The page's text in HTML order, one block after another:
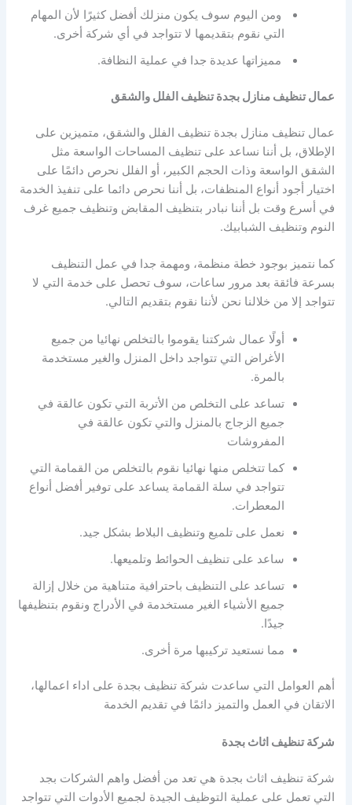
ومن اليوم سوف يكون منزلك أفضل كثيرًا لأن المهام
التي نقوم بتقديمها لا تتواجد في أي شركة أخرى.
مميزاتها عديدة جدا في عملية النظافة.
عمال تنظيف منازل بجدة تنظيف الفلل والشقق
عمال تنظيف منازل بجدة تنظيف الفلل والشقق، متميزين على
الإطلاق، بل أننا نساعد على تنظيف المساحات الواسعة مثل
الشقق الواسعة وذات الحجم الكبير، أو الفلل نحرص دائمًا على
اختيار أجود أنواع المنظفات، بل أننا نحرص دائما على تنفيذ الخدمة
في أسرع وقت بل أننا نبادر بتنظيف المقابض وتنظيف جميع غرف
النوم وتنظيف الشبابيك.
كما نتميز بوجود خطة منظمة، ومهمة جدا في عمل التنظيف
بسرعة فائقة بعد مرور ساعات، سوف تحصل على خدمة التي لا
تتواجد إلا من خلالنا نحن لأننا نقوم بتقديم التالي.
أولًا عمال شركتنا يقوموا بالتخلص نهائيا من جميع
الأغراض التي تتواجد داخل المنزل والغير مستخدمة
بالمرة.
تساعد على التخلص من الأتربة التي تكون عالقة في
جميع الزجاج بالمنزل والتي تكون عالقة في
المفروشات
كما تتخلص منها نهائيا نقوم بالتخلص من القمامة التي
تتواجد في سلة القمامة يساعد على توفير أفضل أنواع
المعطرات.
نعمل على تلميع وتنظيف البلاط بشكل جيد.
ساعد على تنظيف الحوائط وتلميعها.
تساعد على التنظيف باحترافية متناهية من خلال إزالة
جميع الأشياء الغير مستخدمة في الأدراج ونقوم بتنظيفها
جيدًا.
مما نستعيد تركيبها مرة أخرى.
أهم العوامل التي ساعدت شركة تنظيف بجدة على اداء اعمالها،
الاتقان في العمل والتميز دائمًا في تقديم الخدمة
شركة تنظيف اثاث بجدة
شركة تنظيف اثاث بجدة هي تعد من أفضل واهم الشركات بجد
التي تعمل على عملية التوظيف الجيدة لجميع الأدوات التي تتواجد